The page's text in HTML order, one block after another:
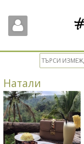
Натали